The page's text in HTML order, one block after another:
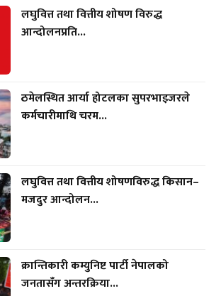
लघुवित्त तथा वित्तीय शोषण विरुद्ध
आन्दोलनप्रति...
ठमेलस्थित आर्या होटलका सुपरभाइजरले
कर्मचारीमाथि चरम...
लघुवित्त तथा वित्तीय शोषणविरुद्ध किसान–
मजदुर आन्दोलन...
क्रान्तिकारी कम्युनिष्ट पार्टी नेपालको
जनतासँग अन्तरक्रिया...